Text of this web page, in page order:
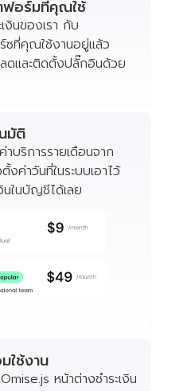
อร์มที่คุณใช้
งินของเรา กับ
ซที่คุณใช้งานอยู่แล้ว
ดและติดตั้งปลั๊กอินด้วย
มัติ
บริการรายเดือนจาก
ค่าวันที่ในระบบเอาไว้
ในบัญชีได้เลย
ใช้งาน
หน้าต่างชำระเงิน